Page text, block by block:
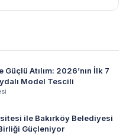
Atılım: 2026’nın İlk 7
Model Tescili
ile Bakırköy Belediyesi
Güçleniyor